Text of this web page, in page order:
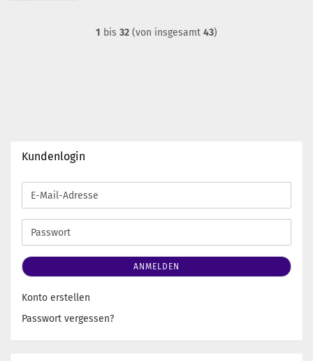
1 bis 32 (von insgesamt 43)
Kundenlogin
E-
Mail-
Adresse
Passwort
ANMELDEN
Konto erstellen
Passwort vergessen?